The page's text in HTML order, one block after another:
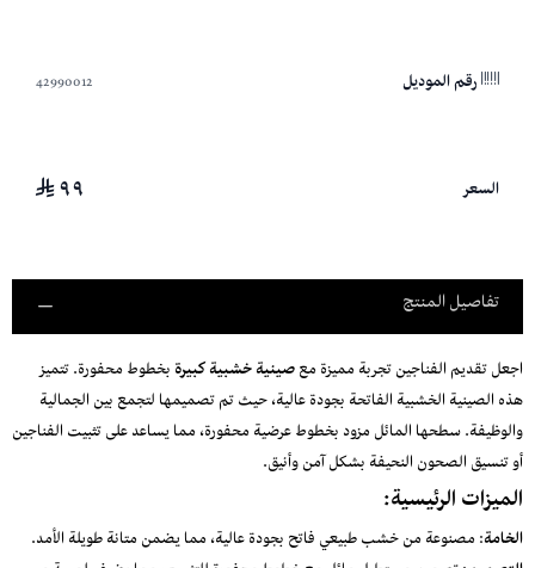
رقم الموديل 42990012
السعر ٩٩
تفاصيل المنتج
اجعل تقديم الفناجين تجربة مميزة معصينية خشبية كبيرة بخطوط محفورة. تتميز
هذه الصينية الخشبية الفاتحة بجودة عالية، حيث تم تصميمها لتجمع بين الجمالية
والوظيفة. سطحها المائل مزود بخطوط عرضية محفورة، مما يساعد على تثبيت الفناجين
أو تنسيق الصحون النحيفة بشكل آمن وأنيق.
الميزات الرئيسية:
الخامة: مصنوعة من خشب طبيعي فاتح بجودة عالية، مما يضمن متانة طويلة الأمد.